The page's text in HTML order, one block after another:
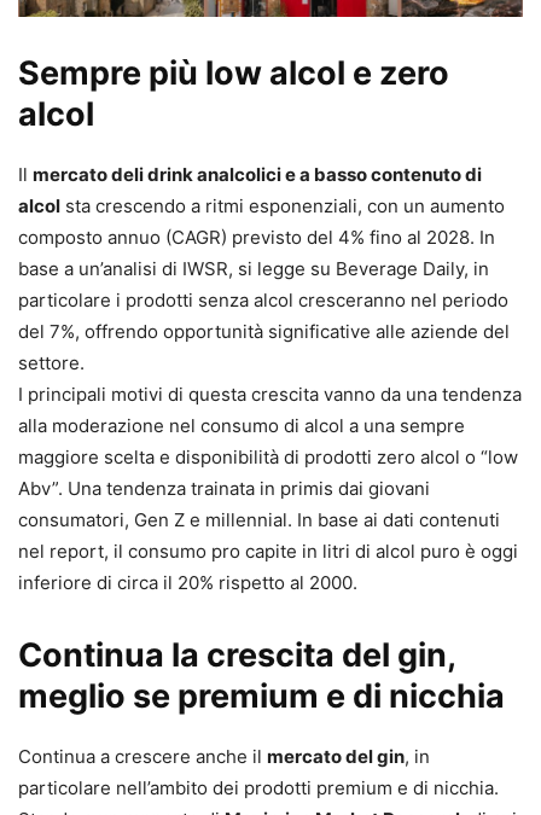
Sempre più low alcol e zero
alcol
Il mercato deli drink analcolici e a basso contenuto di
alcol sta crescendo a ritmi esponenziali, con un aumento
composto annuo (CAGR) previsto del 4% fino al 2028. In
base a un’analisi di IWSR, si legge su Beverage Daily, in
particolare i prodotti senza alcol cresceranno nel periodo
del 7%, offrendo opportunità significative alle aziende del
settore.
I principali motivi di questa crescita vanno da una tendenza
alla moderazione nel consumo di alcol a una sempre
maggiore scelta e disponibilità di prodotti zero alcol o “low
Abv”. Una tendenza trainata in primis dai giovani
consumatori, Gen Z e millennial. In base ai dati contenuti
nel report, il consumo pro capite in litri di alcol puro è oggi
inferiore di circa il 20% rispetto al 2000.
Continua la crescita del gin,
meglio se premium e di nicchia
Continua a crescere anche il mercato del gin, in
particolare nell’ambito dei prodotti premium e di nicchia.